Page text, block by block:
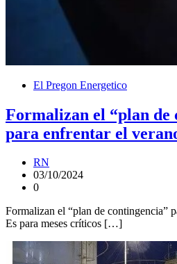
El Pregon Energetico
Formalizan el “plan de
para enfrentar el
RN
03/10/2024
0
Formalizan el “plan de contingencia”
Es para meses críticos […]